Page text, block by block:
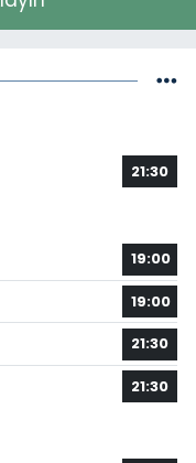
21:30
19:00
19:00
21:30
21:30